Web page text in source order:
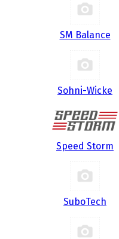
SM Balance
Sohni-Wicke
Speed Storm
SuboTech